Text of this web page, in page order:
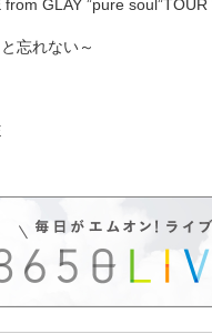
from GLAY ”pure soul”TOUR
忘れない～